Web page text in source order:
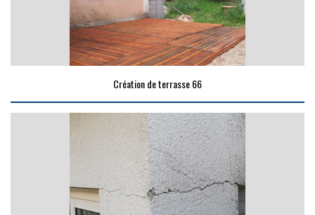
Création de terrasse 66